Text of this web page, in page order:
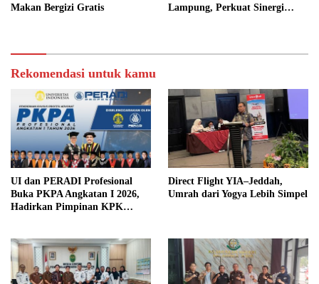
Makan Bergizi Gratis
Lampung, Perkuat Sinergi
Rekomendasi untuk kamu
UI dan PERADI Profesional
Buka PKPA Angkatan I 2026,
Hadirkan Pimpinan KPK
Direct Flight YIA–Jeddah,
Umrah dari Yogya Lebih Simpel